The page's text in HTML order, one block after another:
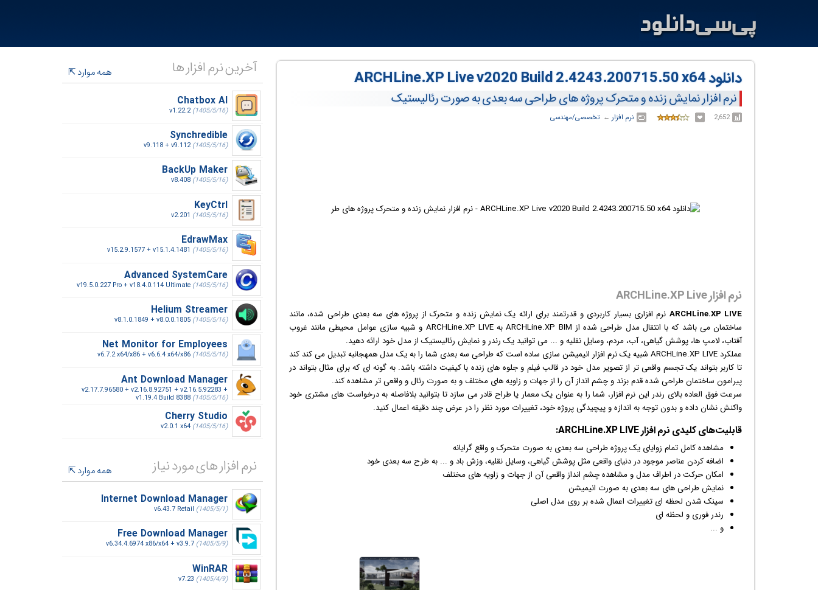
دانلود ARCHLine.XP Live v2020 Build 2.4243.200715.50 x64
نرم افزار نمایش زنده و متحرک پروژه های طراحی سه بعدی به صورت رئالیستیک
2,652 نرم افزار ← ‏تخصصی/مهندسی
نرم افزار ARCHLine.XP Live
ARCHLine.XP LIVE نرم افزاری بسیار کاربردی و قدرتمند برای ارائه یک نمایش زنده و متحرک از پروژه های سه بعدی طراحی شده، مانند
ساختمان می باشد که با انتقال مدل طراحی شده از ARCHLine.XP BIM به ARCHLine.XP LIVE و شبیه سازی عوامل محیطی مانند غروب
آفتاب، لامپ ها، پوشش گیاهی، آب، مردم، وسایل نقلیه و ... می توانید یک رندر و نمایش رئالیستیک از مدل خود ارائه دهید.
عملکرد ARCHLine.XP LIVE شبیه یک نرم افزار
انیمیشن سازی ساده است که طراحی سه بعدی شما را به یک مدل همهجانبه تبدیل می کند کند
تا کاربر بتواند یک تجسم واقعی تر از تصویر مدل خود در قالبفیلم و جلوه های زنده با کیفیت داشته باشد. به گونه ای که برای مثال بتواند در
پیرامون ساختمان طراحی شده قدم بزند و چشم انداز آن را از جهات و زاویه های مختلف و به صورت رئال و واقعی تر مشاهده کند.
سرعت فوق العاده بالای رندر این نرم افزار، شما را به عنوان یک معمار یا طراح قادر می سازد تا بتوانید بلافاصله به درخواست های مشتری خود
واکنش نشان داده و بدون توجه به اندازه و پیچیدگی پروژه خود، تغییرات مورد نظر را در عرض چند دقیقه اعمال کنید.
قابلیت‌های کلیدی نرم افزار
مشاهده کامل تمام زوایای یک پروژه طراحی سه بعدی به صورت متحرک و واقع گرایانه
اضافه کردن عناصر موجود در دنیای واقعی مثل پوشش گیاهی، وسایل نقلیه، وزش باد و ... به طرح سه بعدی خود
امکان حرکت در اطراف مدل و مشاهده چشم انداز واقعی آن از جهات و زاویه های مختلف
نمایش طراحی های سه بعدی به صورت انیمیشن
سینک شدن لحظه ای تغییرات اعمال شده بر روی مدل اصلی
رندر فوری و لحظه ای
و ...
آخرین نرم افزار ها
همه موارد
Chatbox AI
v1.22.2(1405/5/16)
Synchredible
v9.118 + v9.112(1405/5/16)
BackUp Maker
v8.408 (1405/5/16)
KeyCtrl
v2.201 (1405/5/16)
EdrawMax
v15.2.9.1577 + v15.1.4.1481 (1405/5/16)
Advanced SystemCare
v19.5.0.227 Pro + v18.4.0.114 Ultimate (1405/5/16)
Helium Streamer
v8.1.0.1849 + v8.0.0.1805 (1405/5/16)
Net Monitor for Employees
v6.7.2 x64/x86 + v6.6.4 x64/x86 (1405/5/16)
Ant Download Manager
v2.17.7.96580 + v2.16.8.92751 + v2.16.5.92283 +
v1.19.4 Build 8388 (1405/5/16)
Cherry Studio
v2.0.1 x64 (1405/5/16)
نرم افزار های مورد نیاز
همه موارد
Internet Download Manager
v6.43.7 Retail (1405/5/1)
Free Download Manager
v6.34.4.6974 x86/x64 + v3.9.7 (1405/5/9)
WinRAR
v7.23 (1405/4/9)